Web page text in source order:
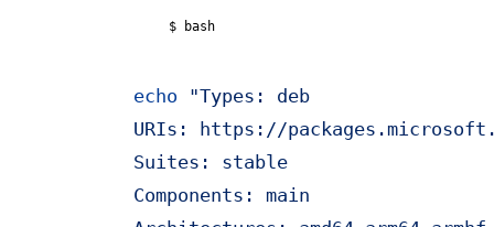
$ bash
echo "Types: deb
URIs: https://
Suites: stable
Components: main